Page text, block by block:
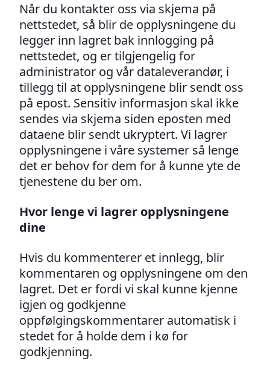
Når du kontakter oss via skjema på
nettstedet, så blir de opplysningene du
legger inn lagret bak innlogging på
nettstedet, og er tilgjengelig for
administrator og vår dataleverandør, i
tillegg til at opplysningene blir sendt oss
på epost. Sensitiv informasjon skal ikke
sendes via skjema siden eposten med
dataene blir sendt ukryptert. Vi lagrer
opplysningene i våre systemer så lenge
det er behov for dem for å kunne yte de
tjenestene du ber om.
Hvor lenge vi lagrer opplysningene
dine
Hvis du kommenterer et innlegg, blir
kommentaren og opplysningene om den
lagret. Det er fordi vi skal kunne kjenne
igjen og godkjenne
oppfølgingskommentarer automatisk i
stedet for å holde dem i kø for
godkjenning.